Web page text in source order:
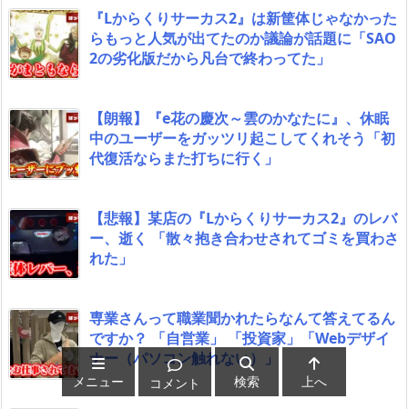
『Lからくりサーカス2』は新筐体じゃなかった
らもっと人気が出てたのか議論が話題に「SAO
2の劣化版だから凡台で終わってた」
【朗報】『e花の慶次～雲のかなたに』、休眠
中のユーザーをガッツリ起こしてくれそう「初
代復活ならまた打ちに行く」
【悲報】某店の『Lからくりサーカス2』のレバ
ー、逝く 「散々抱き合わせされてゴミを買わさ
れた」
専業さんって職業聞かれたらなんて答えてるん
ですか？ 「自営業」 「投資家」「Webデザイ
ナー（パソコン触れない）」
メニュー コメント 検索 上へ